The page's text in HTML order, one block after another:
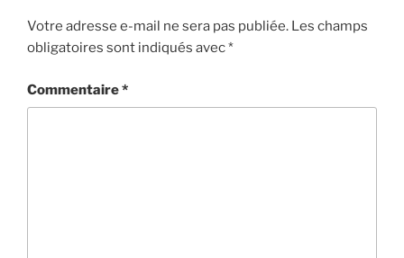
Votre adresse e-mail ne sera pas publiée. Les champs
obligatoires sont indiqués avec*
Commentaire*